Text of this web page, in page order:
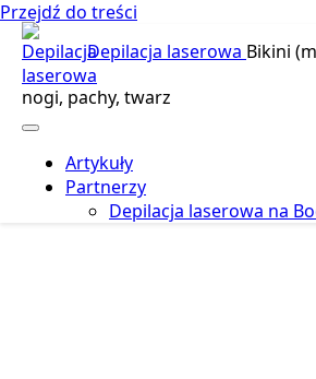
Przejdź do treści
Depilacja laserowa Bikini
nogi, pachy, twarz
Artykuły
Partnerzy
Depilacja laserowa na